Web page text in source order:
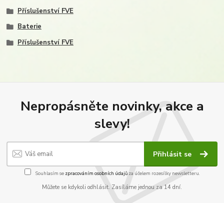
Příslušenství FVE
Baterie
Příslušenství FVE
Nepropásněte novinky, akce a
slevy!
Přihlásit se
Souhlasím se zpracováním osobních údajůza účelem rozesílky newsletteru.
Můžete se kdykoli odhlásit. Zasíláme jednou za 14 dní.